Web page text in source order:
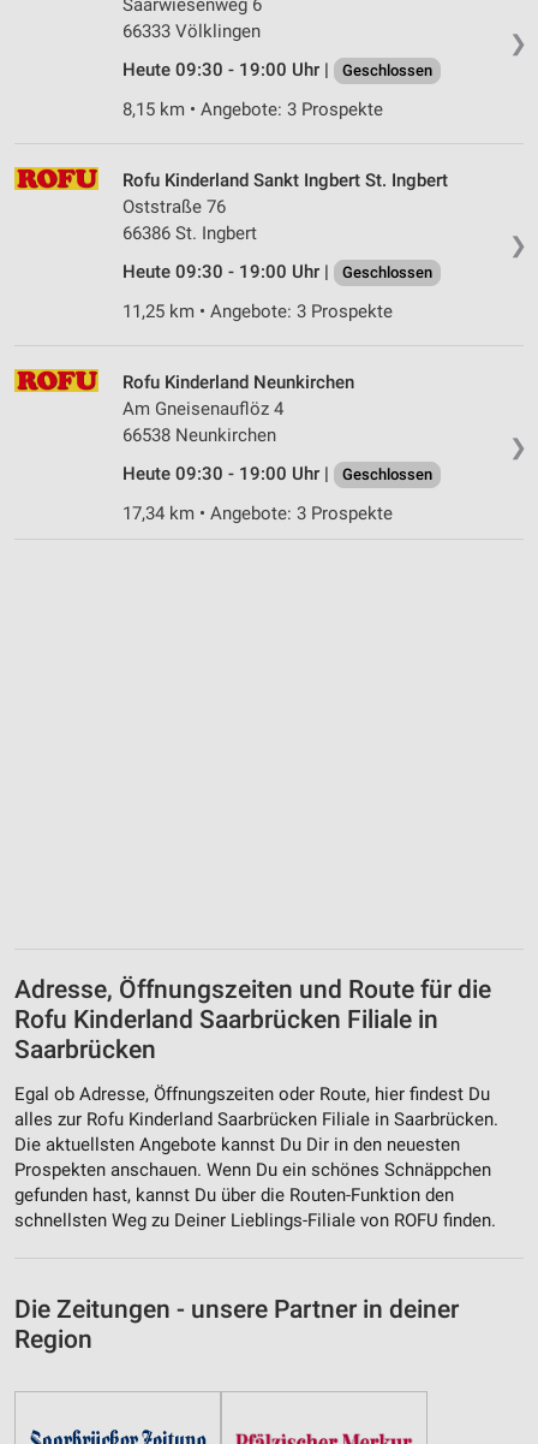
❯
Saarwiesenweg 6
66333 Völklingen
Heute 09:30 - 19:00 Uhr |
Geschlossen
8,15 km • Angebote: 3 Prospekte
❯
Rofu Kinderland Sankt Ingbert St. Ingbert
Oststraße 76
66386 St. Ingbert
Heute 09:30 - 19:00 Uhr |
Geschlossen
11,25 km • Angebote: 3 Prospekte
❯
Rofu Kinderland Neunkirchen
Am Gneisenauflöz 4
66538 Neunkirchen
Heute 09:30 - 19:00 Uhr |
Geschlossen
17,34 km • Angebote: 3 Prospekte
Adresse, Öffnungszeiten und Route für die
Rofu Kinderland Saarbrücken Filiale in
Saarbrücken
Egal ob Adresse, Öffnungszeiten oder Route, hier findest Du
alles zur Rofu Kinderland Saarbrücken Filiale in Saarbrücken.
Die aktuellsten Angebote kannst Du Dir in den neuesten
Prospekten anschauen. Wenn Du ein schönes Schnäppchen
gefunden hast, kannst Du über die Routen-Funktion den
schnellsten Weg zu Deiner Lieblings-Filiale von ROFU finden.
Die Zeitungen - unsere Partner in deiner
Region